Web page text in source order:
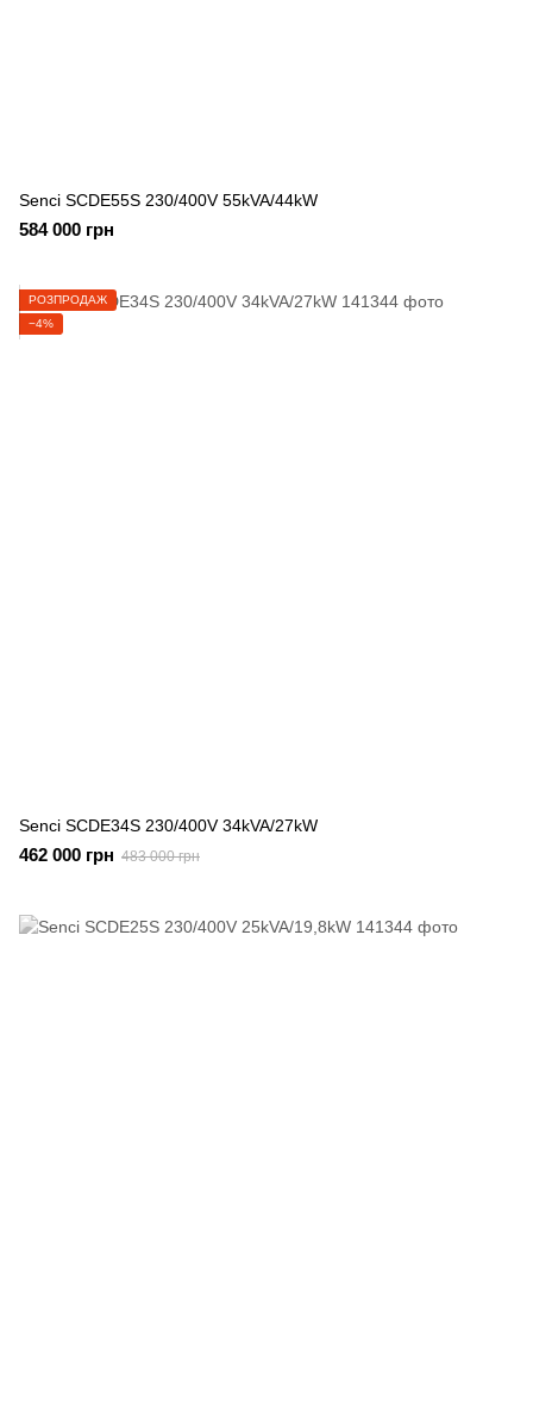
Senci SCDE55S 230/400V 55kVA/44kW
584 000 грн
РОЗПРОДАЖ
−4%
Senci SCDE34S 230/400V 34kVA/27kW
462 000 грн 483 000 грн